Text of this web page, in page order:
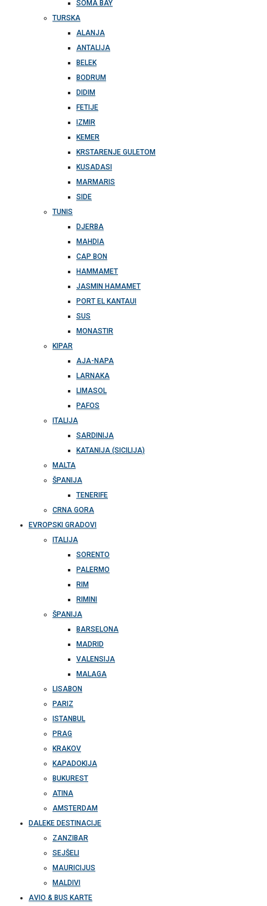
SOMA BAY
TURSKA
ALANJA
ANTALIJA
BELEK
BODRUM
DIDIM
FETIJE
IZMIR
KEMER
KRSTARENJE GULETOM
KUSADASI
MARMARIS
SIDE
TUNIS
DJERBA
MAHDIA
CAP BON
HAMMAMET
JASMIN HAMAMET
PORT EL KANTAUI
SUS
MONASTIR
KIPAR
AJA-NAPA
LARNAKA
LIMASOL
PAFOS
ITALIJA
SARDINIJA
KATANIJA (SICILIJA)
MALTA
ŠPANIJA
TENERIFE
CRNA GORA
EVROPSKI GRADOVI
ITALIJA
SORENTO
PALERMO
RIM
RIMINI
ŠPANIJA
BARSELONA
MADRID
VALENSIJA
MALAGA
LISABON
PARIZ
ISTANBUL
PRAG
KRAKOV
KAPADOKIJA
BUKUREST
ATINA
AMSTERDAM
DALEKE DESTINACIJE
ZANZIBAR
SEJŠELI
MAURICIJUS
MALDIVI
AVIO & BUS KARTE